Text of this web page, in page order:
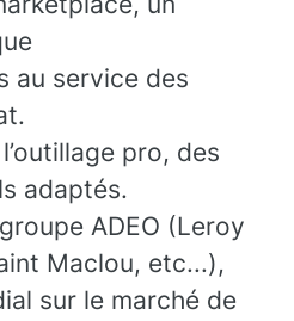
au service des
pro, des
adaptés.
ADEO (Leroy
Maclou, etc...),
sur le marché de